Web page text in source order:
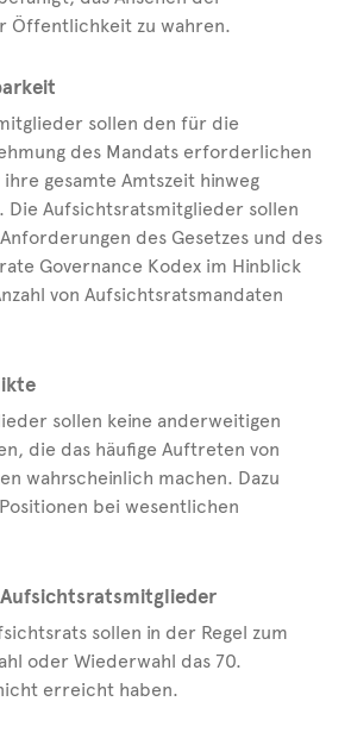
Öffentlichkeit zu wahren.
sollen den für die
des Mandats erforderlichen
gesamte Amtszeit hinweg
Die Aufsichtsratsmitglieder sollen
des Gesetzes und des
Governance Kodex im Hinblick
von Aufsichtsratsmandaten
sollen keine anderweitigen
die das häufige Auftreten von
wahrscheinlich machen. Dazu
bei wesentlichen
sollen in der Regel zum
oder Wiederwahl das 70.
erreicht haben.